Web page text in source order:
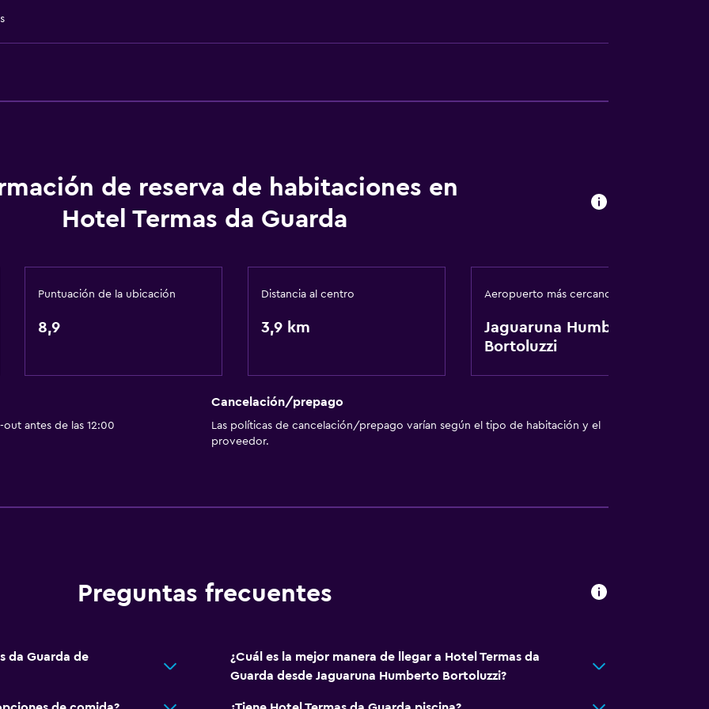
Servicios y facilidades
Servicio de conserjería
Servicio de habitaciones
Capilla/templo
Recepción 24 horas
aire libre
Secador de pelo
Bañera al aire libre
Papel higiénico
Baño privado
de reserva de habitaciones en
Hotel Termas da Guarda
Puntuación de la ubicación
8,9
Distancia al centro
3,9 km
Aeropuerto más cercano
Jaguaruna Humberto
Bortoluzzi
antes de las 12:00
Cancelación/prepago
Las políticas de cancelación/prepago varían según el tipo de habitación y el
proveedor.
Preguntas frecuentes
da Guarda de
¿Cuál es la mejor manera de llegar a Hotel Termas da
Guarda desde Jaguaruna Humberto Bortoluzzi?